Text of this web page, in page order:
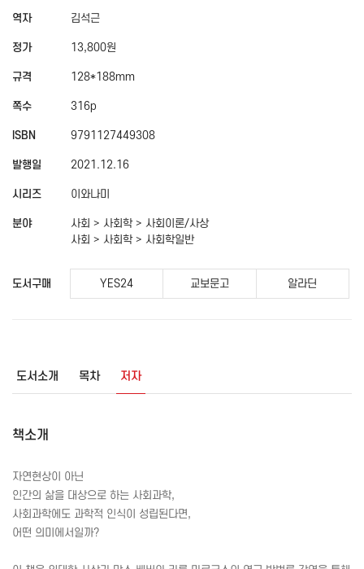
역자 김석근
정가 13,800원
규격 128*188mm
쪽수 316p
ISBN 9791127449308
발행일 2021.12.16
시리즈 이와나미
분야
사회 > 사회학 > 사회이론/사상
사회 > 사회학 > 사회학일반
도서구매 YES24 교보문고 알라딘
도서소개 목차 저자
책소개
자연현상이 아닌
인간의 삶을 대상으로 하는 사회과학,
사회과학에도 과학적 인식이 성립된다면,
어떤 의미에서일까?